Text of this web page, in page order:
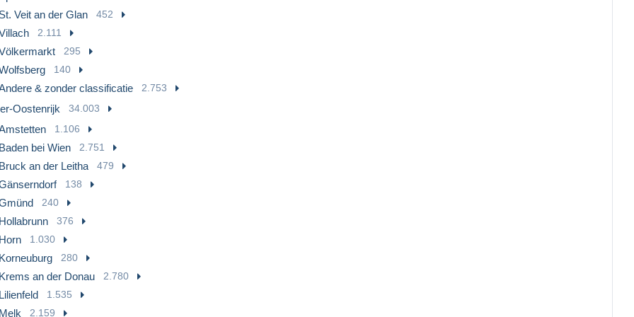
Veit an der Glan 452
2.111
295
140
& zonder classificatie 2.753
Oostenrijk 34.003
1.106
bei Wien 2.751
an der Leitha 479
138
240
376
1.030
280
an der Donau 2.780
1.535
2.159